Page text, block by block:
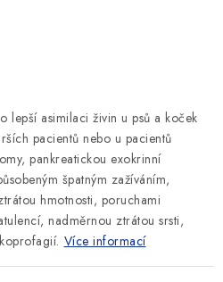
údajů
lepší asimilaci živin u psů a koček
pacientů nebo u pacientů
pankreatickou exokrinní
špatným zažíváním,
hmotnosti, poruchami
nadměrnou ztrátou srsti,
Více informací